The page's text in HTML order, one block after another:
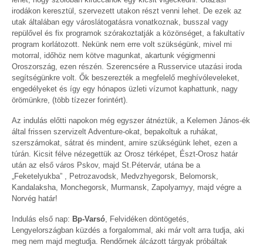
irodákon keresztül, szervezett utakon részt venni lehet. De ezek az
utak általában egy városlátogatásra vonatkoznak, busszal vagy
repülővel és fix programok szórakoztatják a közönséget, a fakultatív
program korlátozott. Nekünk nem erre volt szükségünk, mivel mi
motorral, időhöz nem kötve magunkat, akartunk végigmenni
Oroszország, ezen részén. Szerencsére a Russervice utazási iroda
segítségünkre volt. Ők beszerezték a megfelelő meghívóleveleket,
engedélyeket és így egy hónapos üzleti vízumot kaphattunk, nagy
örömünkre, (több tízezer forintért).
Az indulás előtti napokon még egyszer átnéztük, a Kelemen János-ék
által frissen szervizelt Adventure-okat, bepakoltuk a ruhákat,
szerszámokat, sátrat és mindent, amire szükségünk lehet, ezen a
túrán. Kicsit félve nézegettük az Orosz térképet, Észt-Orosz határ
után az első város Pskov, majd St.Pétervár, utána be a
„Feketelyukba” , Petrozavodsk, Medvzhyegorsk, Belomorsk,
Kandalaksha, Monchegorsk, Murmansk, Zapolyarnyy, majd végre a
Norvég határ!
Indulás első nap: Bp-Varsó , Felvidéken döntögetés,
Lengyelországban küzdés a forgalommal, aki már volt arra tudja, aki
meg nem majd megtudja. Rendőrnek álcázott tárgyak próbáltak